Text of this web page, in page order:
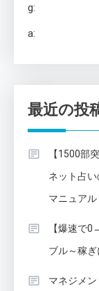
g:
a:
最近の投
【1500部
ネット占
マニュアル
【爆速で
ブル～稼
マネジメ